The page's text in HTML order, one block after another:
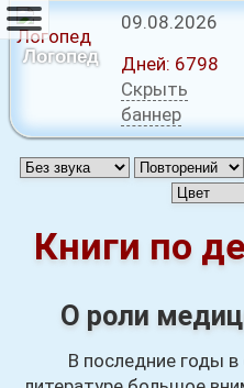
Логопед
09.08.2026
Дней: 6798
Скрыть
баннер
Книги по
О роли
В последние годы в